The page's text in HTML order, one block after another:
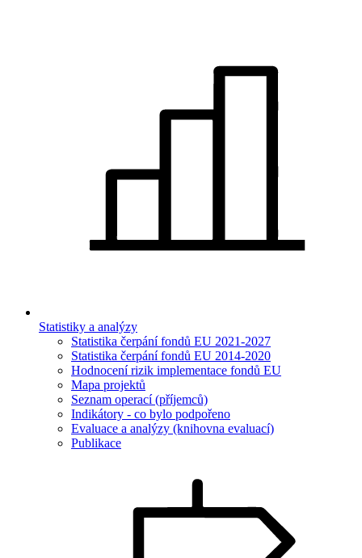
Statistiky a analýzy
Statistika čerpání fondů EU 2021-2027
Statistika čerpání fondů EU 2014-2020
Hodnocení rizik implementace fondů EU
Mapa projektů
Seznam operací (příjemců)
Indikátory - co bylo podpořeno
Evaluace a analýzy (knihovna evaluací)
Publikace